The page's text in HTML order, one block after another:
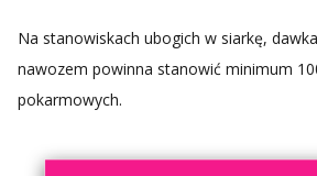
Na stanowiskach ubogich w siarkę,
nawozem powinna stanowić minimum
pokarmowych.